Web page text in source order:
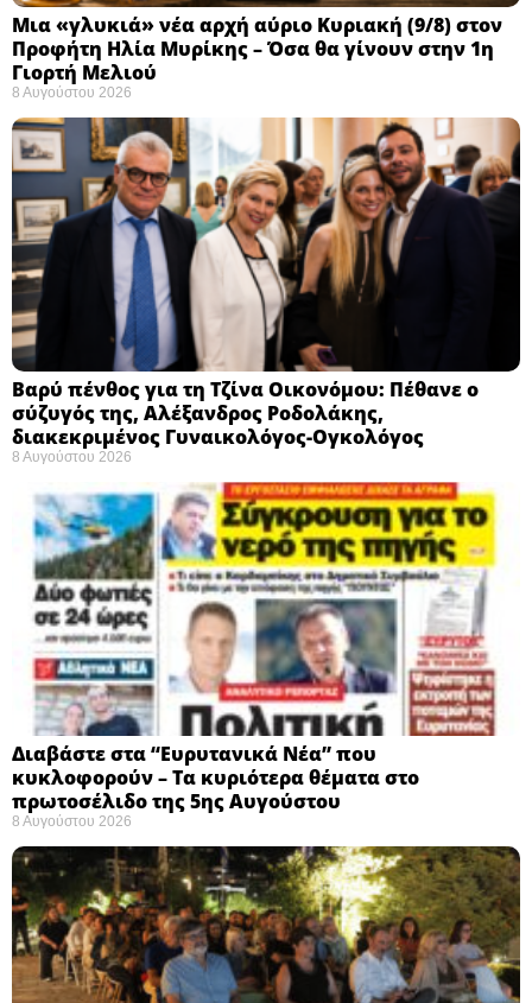
Μια «γλυκιά» νέα αρχή αύριο Κυριακή (9/8) στον
Προφήτη Ηλία Μυρίκης – Όσα θα γίνουν στην 1η
Γιορτή Μελιού
8 Αυγούστου 2026
Βαρύ πένθος για τη Τζίνα Οικονόμου: Πέθανε ο
σύζυγός της, Αλέξανδρος Ροδολάκης,
διακεκριμένος Γυναικολόγος-Ογκολόγος
8 Αυγούστου 2026
Διαβάστε στα “Ευρυτανικά Νέα” που
κυκλοφορούν – Τα κυριότερα θέματα στο
πρωτοσέλιδο της 5ης Αυγούστου
8 Αυγούστου 2026